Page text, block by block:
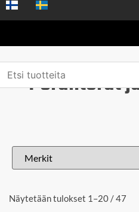
Poranterät
Näytetään tulokset 1–20 / 47